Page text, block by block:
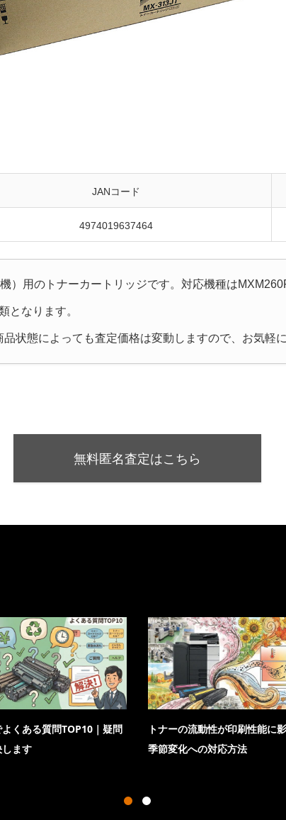
JANコード
4974019637464
）用のトナーカートリッジです。対応機種は
となります。
状態によっても査定価格は変動しますので、お気軽
無料匿名査定はこちら
よくある質問TOP10｜疑問
ます
トナーの流動性が印刷性能に
季節変化への対応方法